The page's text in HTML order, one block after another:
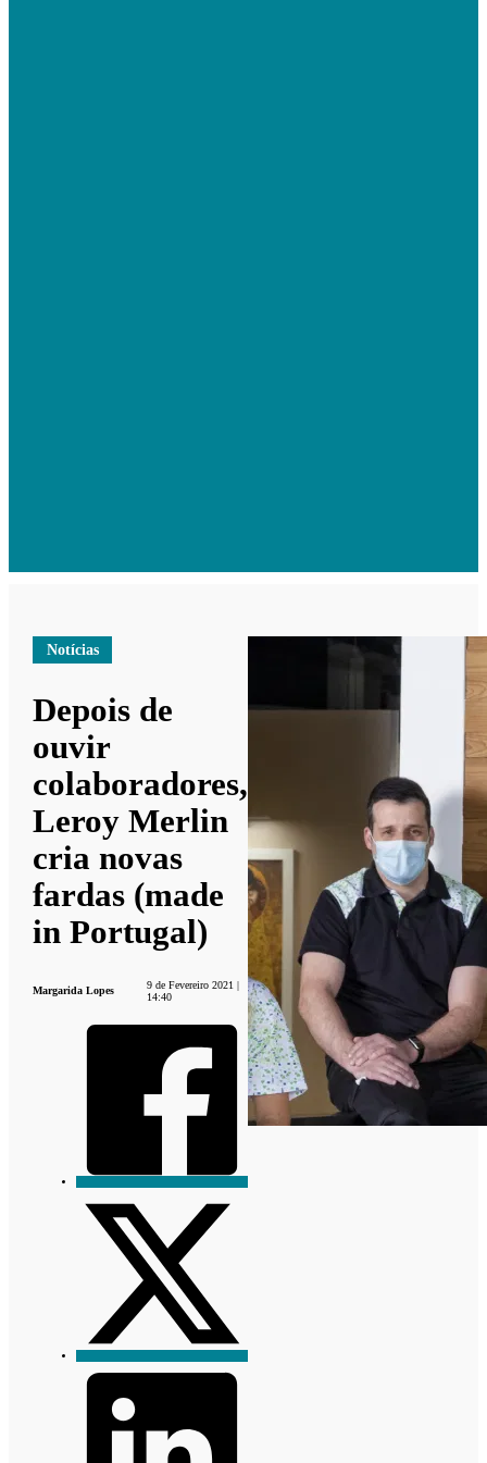
Notícias
Depois de
ouvir
colaboradores,
Leroy Merlin
cria novas
fardas (made
in Portugal)
Margarida Lopes
9 de Fevereiro 2021 |
14:40